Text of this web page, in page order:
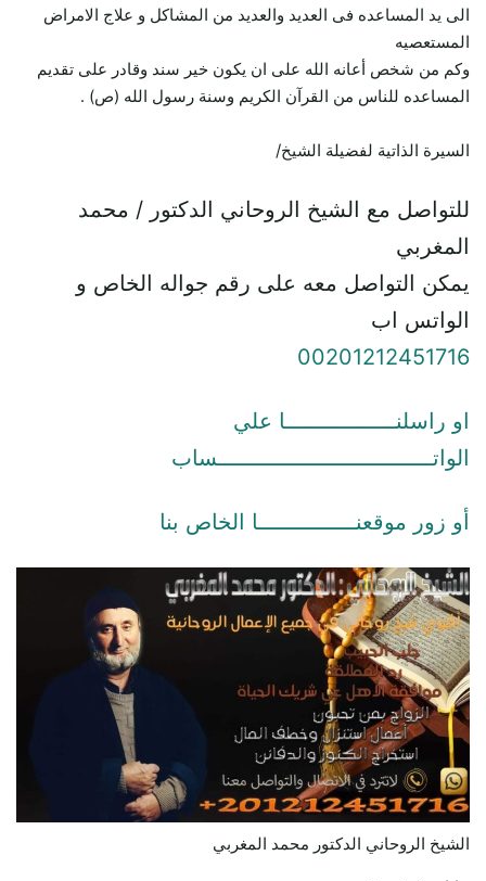
الى يد المساعده فى العديد والعديد من المشاكل و علاج الامراض
المستعصيه
وكم من شخص أعانه الله على ان يكون خير سند وقادر على تقديم
المساعده للناس من القرآن الكريم وسنة رسول الله (ص) .
السيرة الذاتية لفضيلة الشيخ/
للتواصل مع الشيخ الروحاني الدكتور / محمد
المغربي
يمكن التواصل معه على رقم جواله الخاص و
الواتس اب
00201212451716
او راسلنـــــــــــــــــا علي
الواتـــــــــــــــــــــــــــــــــساب
أو زور موقعنـــــــــــــــا الخاص بنا
الشيخ الروحاني الدكتور محمد المغربي